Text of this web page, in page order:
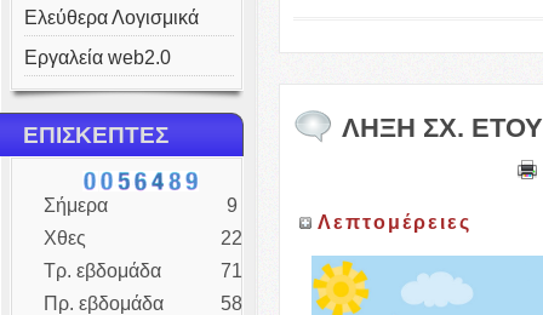
Ελεύθερα Λογισμικά
Εργαλεία web2.0
ΕΠΙΣΚΕΠΤΕΣ
Σήμερα
Χθες
Τρ. εβδομάδα
Πρ. εβδομάδα
9
22
71
58
ΛΗΞΗ ΣΧ.
Λεπτομέρειες